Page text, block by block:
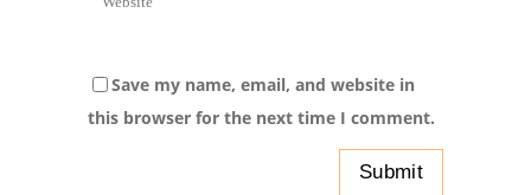
Save my name, email, and website in
this browser for the next time I comment.